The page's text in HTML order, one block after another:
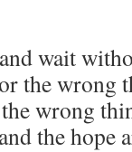
wait
the wrong
wrong
the hope